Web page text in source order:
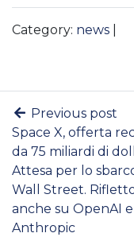
Category: news
Previous post
Space X, offerta
da 75 miliardi di
Attesa per lo
Wall Street.
anche su OpenAI e
Anthropic